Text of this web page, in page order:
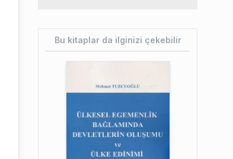
Bu kitaplar da ilginizi çekebilir